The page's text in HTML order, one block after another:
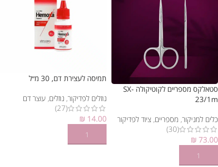
סטאלקס מספריים לקוטיקולה SX-
23/1m
כלים למניקור, מספריים, ציוד לפדיקור
(30)
₪ 73.00
הוספה לסל
תמיסה לעצירת דם, 30 מ״ל
נוזלים לפדיקור, נוזלים, עוצר דם
(27)
₪ 14.00
הוספה לסל